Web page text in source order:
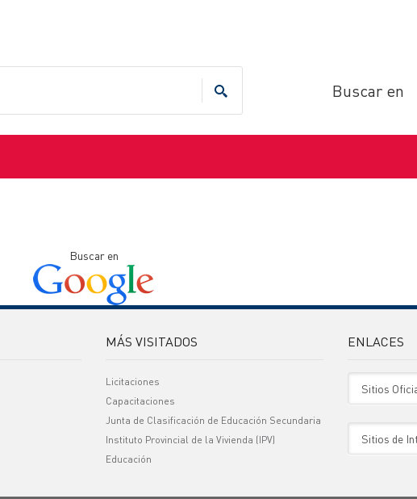
Buscar en
Buscar en
MÁS VISITADOS
Licitaciones
Capacitaciones
Junta de Clasificación de Educación Secundaria
Instituto Provincial de la Vivienda (IPV)
Educación
ENLACES